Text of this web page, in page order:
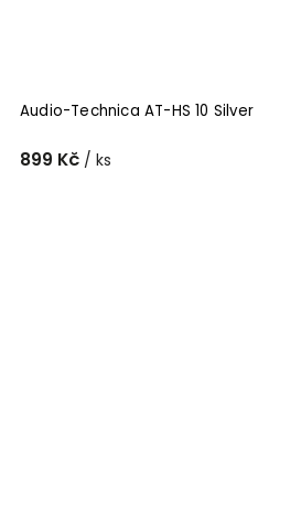
Audio-Technica AT-HS 10 Silver
899 Kč / ks